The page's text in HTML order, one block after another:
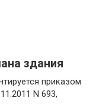
здания
приказом
N 693,